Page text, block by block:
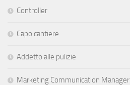
Controller
Capo cantiere
Addetto alle pulizie
Marketing Communication Manager